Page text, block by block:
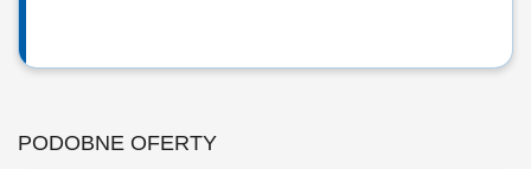
PODOBNE OFERTY